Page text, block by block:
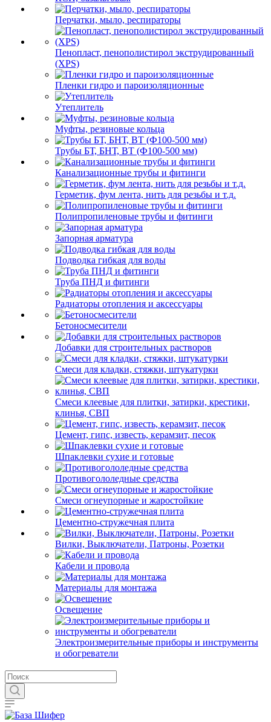
Перчатки, мыло, респираторы
Пенопласт, пенополистирол экструдированный
(XPS)
Пленки гидро и пароизоляционные
Утеплитель
Муфты, резиновые кольца
Трубы БТ, БНТ, ВТ (Ф100-500 мм)
Канализационные трубы и фитинги
Герметик, фум лента, нить для резьбы и т.д.
Полипропиленовые трубы и фитинги
Запорная арматура
Подводка гибкая для воды
Труба ПНД и фитинги
Радиаторы отопления и аксессуары
Бетоносмесители
Добавки для строительных растворов
Смеси для кладки, стяжки, штукатурки
Смеси клеевые для плитки, затирки, крестики,
клинья, СВП
Цемент, гипс, известь, керамзит, песок
Шпаклевки сухие и готовые
Противогололедные средства
Смеси огнеупорные и жаростойкие
Цементно-стружечная плита
Вилки, Выключатели, Патроны, Розетки
Кабели и провода
Материалы для монтажа
Освещение
Электроизмерительные приборы и инструменты
и обогреватели